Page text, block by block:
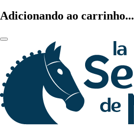
Adicionando ao carrinho...